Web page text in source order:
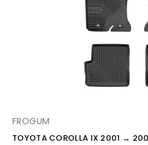
FROGUM
TOYOTA COROLLA IX 2001 →